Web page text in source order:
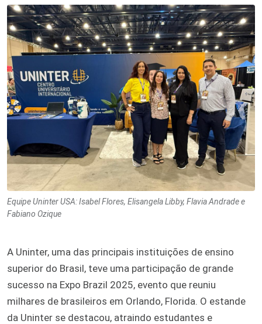
Equipe Uninter USA: Isabel Flores, Elisangela Libby, Flavia Andrade e
Fabiano Ozique
A Uninter, uma das principais instituições de ensino
superior do Brasil, teve uma participação de grande
sucesso na Expo Brazil 2025, evento que reuniu
milhares de brasileiros em Orlando, Florida. O estande
da Uninter se destacou, atraindo estudantes e